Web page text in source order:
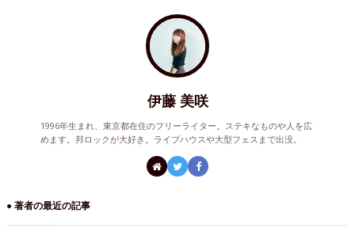
伊藤 美咲
1996年生まれ、東京都在住のフリーライター。ステキなものや人を広
めます。邦ロックが大好き。ライブハウスや大型フェスまで出没。
● 著者の最近の記事